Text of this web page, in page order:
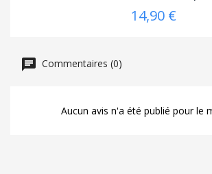
14,90 €
Commentaires (0)
Aucun avis n'a été publié pour le